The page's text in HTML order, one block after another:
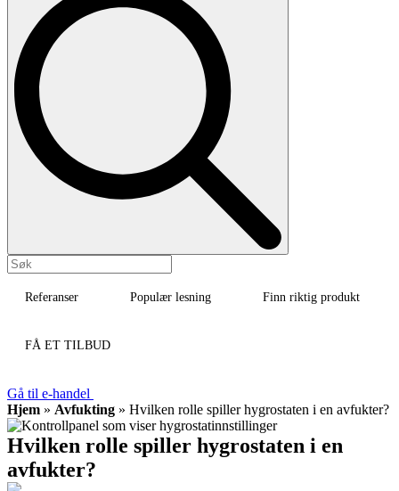
Referanser Populær lesning Finn riktig produkt
FÅ ET TILBUD
Gå til e-handel
Hjem » Avfukting » Hvilken rolle spiller hygrostaten i en avfukter?
Hvilken rolle spiller hygrostaten i en
avfukter?